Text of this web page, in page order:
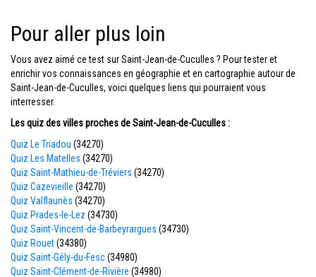
Pour aller plus loin
Vous avez aimé ce test sur Saint-Jean-de-Cuculles ? Pour tester et
enrichir vos connaissances en géographie et en cartographie autour de
Saint-Jean-de-Cuculles, voici quelques liens qui pourraient vous
interresser.
Les quiz des villes proches de Saint-Jean-de-Cuculles :
Quiz Le Triadou (34270)
Quiz Les Matelles (34270)
Quiz Saint-Mathieu-de-Tréviers (34270)
Quiz Cazevieille (34270)
Quiz Valflaunès (34270)
Quiz Prades-le-Lez (34730)
Quiz Saint-Vincent-de-Barbeyrargues (34730)
Quiz Rouet(34380)
Quiz Saint-Gély-du-Fesc(34980)
Quiz Saint-Clément-de-Rivière (34980)